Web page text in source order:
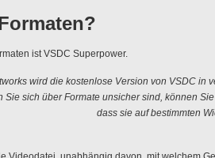
ist VSDC Superpower.
wird die kostenlose Version von VSDC in
Sie sich über Formate unsicher sind, können
dass sie auf bestimmten